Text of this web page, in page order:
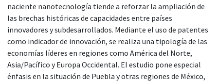
naciente nanotecnología tiende a reforzar la ampliación de
las brechas históricas de capacidades entre países
innovadores y subdesarrollados. Mediante el uso de patentes
como indicador de innovación, se realiza una tipología de las
economías líderes en regiones como América del Norte,
Asia/Pacífico y Europa Occidental. El estudio pone especial
énfasis en la situación de Puebla y otras regiones de México,